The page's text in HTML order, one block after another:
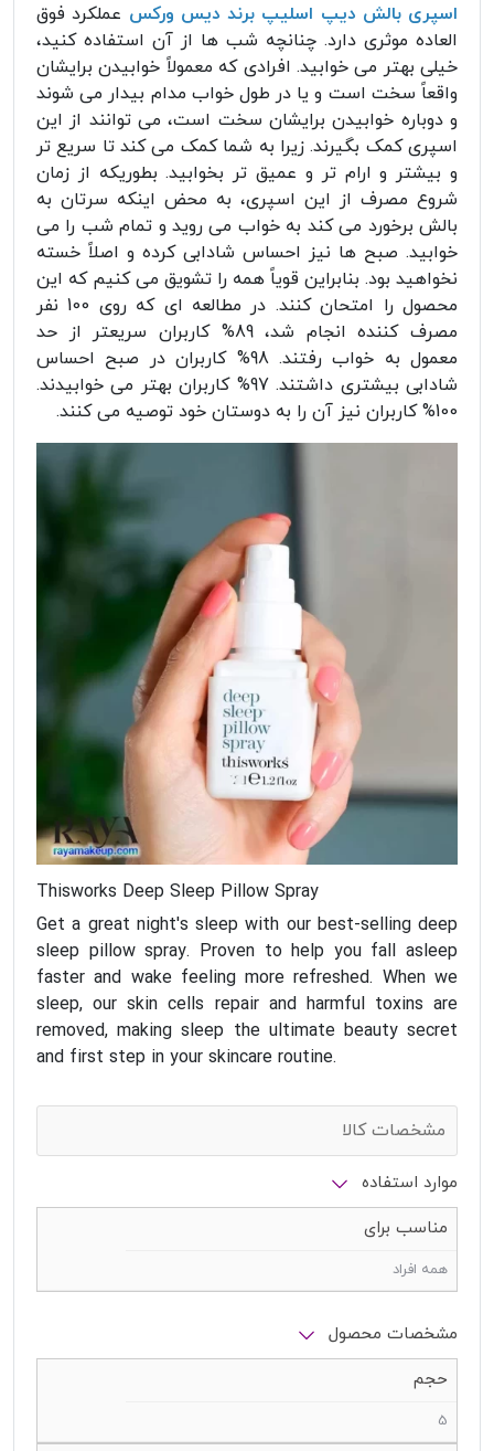
اسپری بالش دیپ اسلیپ برند دیس ورکس عملکرد فوق
العاده موثری دارد. چنانچه شب ها از آن استفاده کنید،
خیلی بهتر می خوابید. افرادی که معمولاً خوابیدن برایشان
واقعاً سخت است و یا در طول خواب مدام بیدار می شوند
و دوباره خوابیدن برایشان سخت است، می توانند از این
اسپری کمک بگیرند. زیرا به شما کمک می کند تا سریع تر
و بیشتر و ارام تر و عمیق تر بخوابید. بطوریکه از زمان
شروع مصرف از این اسپری، به محض اینکه سرتان به
بالش برخورد می کند به خواب می روید و تمام شب را می
خوابید. صبح ها نیز احساس شادابی کرده و اصلاً خسته
نخواهید بود. بنابراین قویاً همه را تشویق می کنیم که این
محصول را امتحان کنند. در مطالعه ای که روی 100 نفر
مصرف کننده انجام شد، 89% کاربران سریعتر از حد
معمول به خواب رفتند. 98% کاربران در صبح احساس
شادابی بیشتری داشتند. 97% کاربران بهتر می خوابیدند.
100% کاربران نیز آن را به دوستان خود توصیه می کنند.
Thisworks Deep Sleep Pillow Spray
Get a great night's sleep with our best-selling deep
sleep pillow spray. Proven to help you fall asleep
faster and wake feeling more refreshed. When we
sleep, our skin cells repair and harmful toxins are
removed, making sleep the ultimate beauty secret
and first step in your skincare routine.
مشخصات کالا
موارد استفاده
مناسب برای
همه افراد
مشخصات محصول
حجم
5